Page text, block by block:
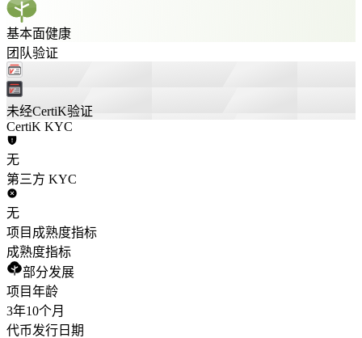
基本面健康
团队验证
未经CertiK验证
CertiK KYC
无
第三方 KYC
无
项目成熟度指标
成熟度指标
部分发展
项目年龄
3年10个月
代币发行日期